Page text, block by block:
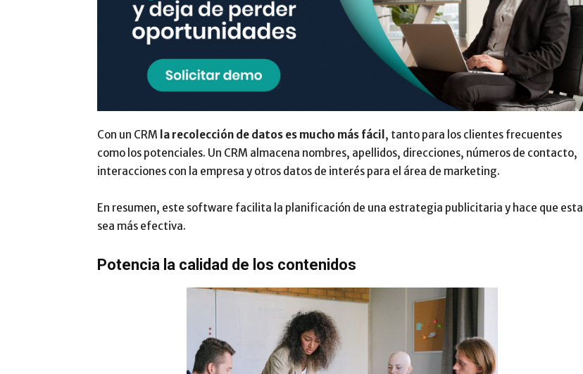
Con un CRM la recolección de datos es mucho más fácil , tanto para los clientes frecuentes
como los potenciales. Un CRM almacena nombres, apellidos, direcciones, números de contacto,
interacciones con la empresa y otros datos de interés para el área de marketing.
En resumen, este software facilita la planificación de una estrategia publicitaria y hace que esta
sea más efectiva.
Potencia la calidad de los contenidos